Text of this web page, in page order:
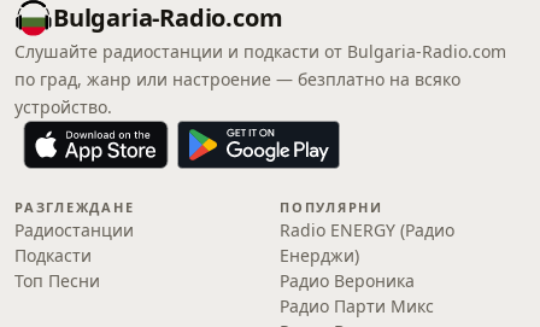
Bulgaria-Radio.com
Слушайте радиостанции и подкасти от Bulgaria-Radio.com
по град, жанр или настроение — безплатно на всяко
устройство.
РАЗГЛЕЖДАНЕ
Радиостанции
Подкасти
Топ Песни
ПОПУЛЯРНИ
Radio ENERGY (Радио
Енерджи)
Радио Вероника
Радио Парти Микс